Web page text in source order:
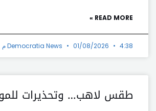
READ MORE »
Democratia News 01/08/2026 4:38 م
طقس لاهب… وتحذيرات